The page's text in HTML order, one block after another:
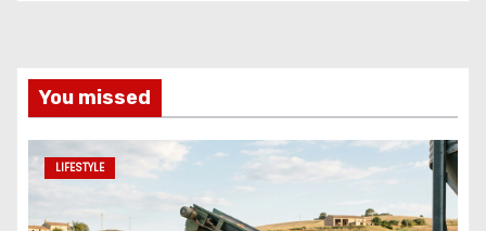
You missed
LIFESTYLE